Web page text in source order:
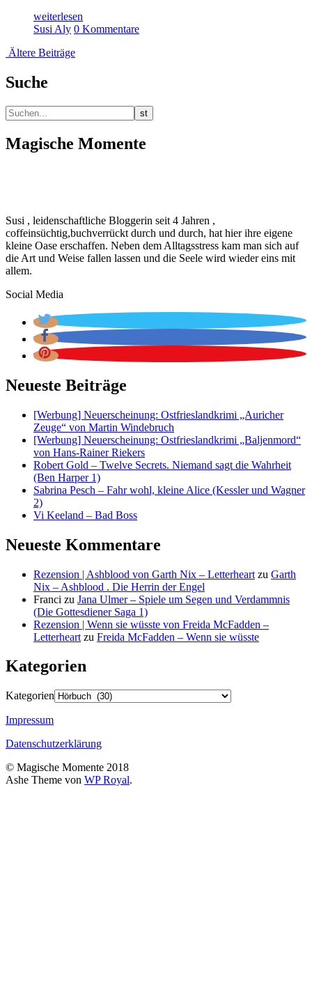
weiterlesen
Susi Aly 0 Kommentare
Ältere Beiträge
Suche
Magische Momente
Susi , leidenschaftliche Bloggerin seit 4 Jahren ,
coffeinsüchtig,buchverrückt durch und durch, hat hier ihre eigene
kleine Oase erschaffen. Neben dem Alltagsstress kam man sich auf
die Art und Weise fallen lassen und die Seele wird wieder eins mit
allem.
Social Media
Neueste Beiträge
[Werbung] Neuerscheinung: Ostfrieslandkrimi „Auricher
Zeuge“ von Martin Windebruch
[Werbung] Neuerscheinung: Ostfrieslandkrimi „Baljenmord“
von Hans-Rainer Riekers
Robert Gold – Twelve Secrets. Niemand sagt die Wahrheit
(Ben Harper 1)
Sabrina Pesch – Fahr wohl, kleine Alice (Kessler und Wagner
2)
Vi Keeland – Bad Boss
Neueste Kommentare
Rezension | Ashblood von Garth Nix – Letterheart zu Garth
Nix – Ashblood . Die Herrin der Engel
Franci zu Jana Ulmer – Spiele um Segen und Verdammnis
(Die Gottesdiener Saga 1)
Rezension | Wenn sie wüsste von Freida McFadden –
Letterheart zu Freida McFadden – Wenn sie wüsste
Kategorien
Kategorien
Impressum
Datenschutzerklärung
© Magische Momente 2018
Ashe Theme von WP Royal.